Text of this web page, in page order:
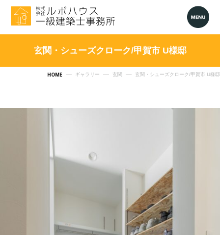
HOME ギャラリー 玄関 玄関・シューズクローク/甲賀市 U様邸
玄関・シューズクローク/甲賀市 U様邸